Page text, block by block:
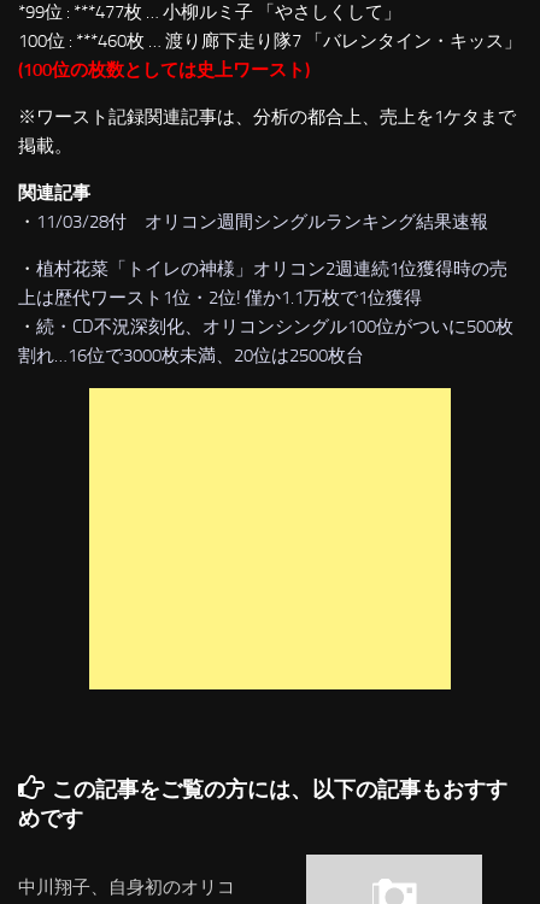
*99位 : ***477枚 … 小柳ルミ子 「やさしくして」
100位 : ***460枚 … 渡り廊下走り隊7 「バレンタイン・キッス」
(100位の枚数としては史上ワースト)
※ワースト記録関連記事は、分析の都合上、売上を1ケタまで
掲載。
関連記事
・ 11/03/28付 オリコン週間シングルランキング結果速報
・ 植村花菜「トイレの神様」オリコン2週連続1位獲得時の売
上は歴代ワースト1位・2位! 僅か1.1万枚で1位獲得
・ 続・CD不況深刻化、オリコンシングル100位がついに500枚
割れ…16位で3000枚未満、20位は2500枚台
この記事をご覧の方には、以下の記事もおすす
めです
中川翔子、自身初のオリコ